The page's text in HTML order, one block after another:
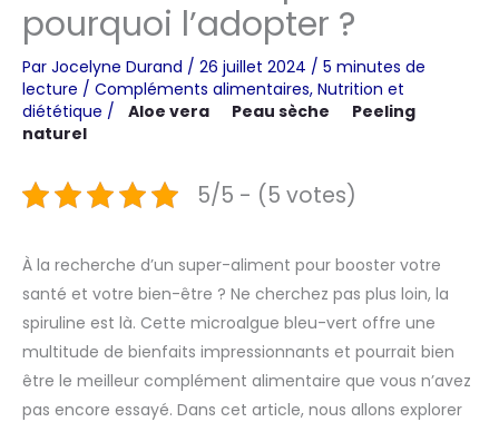
pourquoi l’adopter ?
Par Jocelyne Durand / 26 juillet 2024 / 5 minutes de
lecture / Compléments alimentaires, Nutrition et
diététique / Aloe vera Peau sèche
Peeling
naturel
5/5 - (5 votes)
À la recherche d’un super-aliment pour booster votre
santé et votre bien-être ? Ne cherchez pas plus loin, la
spiruline est là. Cette microalgue bleu-vert offre une
multitude de bienfaits impressionnants et pourrait bien
être le meilleur complément alimentaire que vous n’avez
pas encore essayé. Dans cet article, nous allons explorer